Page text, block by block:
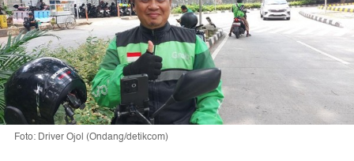
Foto: Driver Ojol (Ondang/detikcom)